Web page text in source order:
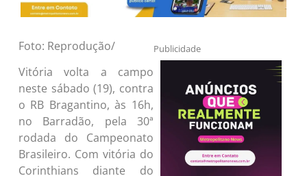
Foto: Reprodução/
Vitória volta a campo
neste sábado (19), contra
o RB Bragantino, às 16h,
no Barradão, pela 30ª
rodada do Campeonato
Brasileiro. Com vitória do
Corinthians diante do
Publicidade